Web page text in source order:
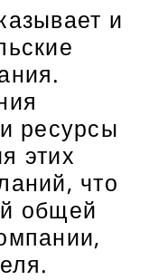
и
ресурсы
этих
что
общей